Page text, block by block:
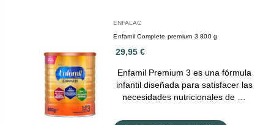
ENFALAC
Enfamil Complete premium 3 800 g
29,95 €
Enfamil Premium 3 es una fórmula
infantil diseñada para satisfacer las
necesidades nutricionales de …